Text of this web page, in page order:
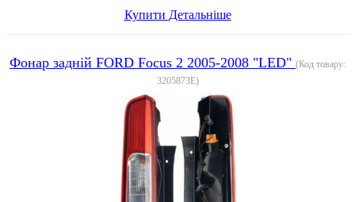
Купити Детальніше
Фонар задній FORD Focus 2 2005-2008 "LED" (Код товару:
3205873E)